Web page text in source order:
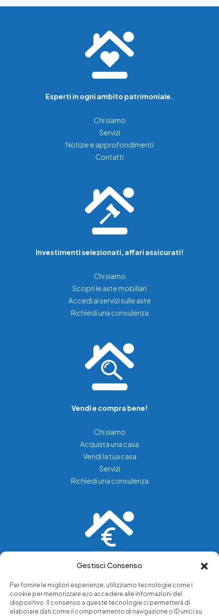
Gestisci Consenso
Per fornire le migliori esperienze, utilizziamo tecnologie come i
cookie per memorizzare e/o accedere alle informazioni del
dispositivo. Il consenso a queste tecnologie ci permetterà di
elaborare dati come il comportamento di navigazione o ID unici su
Esperti in ogni ambito patrimoniale.
Chi siamo
Servizi
Notizie e approfondimenti
Contatti
Investimenti selezionati, affari assicurati!
Chi siamo
Scopri le aste mobiliari
Accedi ai servizi sulle aste
Richiedi una consulenza
Vendi e compra bene!
Chi siamo
Acquista una casa
Vendi la tua casa
Servizi
Richiedi una consulenza
Chi siamo
Servizi di tutela legale